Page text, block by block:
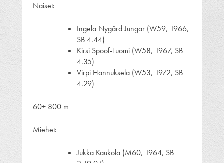
Naiset:
Ingela Nygård Jungar (W59, 1966,
SB 4.44)
Kirsi Spoof-Tuomi (W58, 1967, SB
4.35)
Virpi Hannuksela (W53, 1972, SB
4.29)
60+ 800 m
Miehet:
Jukka Kaukola (M60, 1964, SB